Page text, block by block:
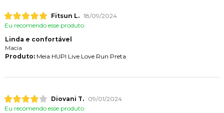
Fitsun L. 18/09/2024
Eu recomendo esse produto.
Linda e confortável
Macia
Produto:Meia HUPI Live Love Run Preta
Diovani T.
09/01/2024
Eu recomendo esse produto.